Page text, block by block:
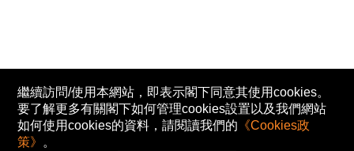
繼續訪問/使用本網站，即表示閣下同意其使用cookies。
要了解更多有關閣下如何管理cookies設置以及我們網站
如何使用cookies的資料，請閱讀我們的 《Cookies政
策》 。